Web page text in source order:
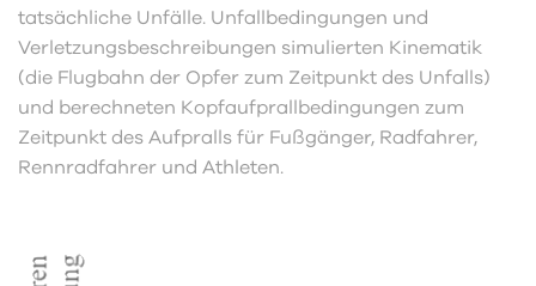
tatsächliche Unfälle. Unfallbedingungen und
Verletzungsbeschreibungen simulierten Kinematik
(die Flugbahn der Opfer zum Zeitpunkt des Unfalls)
und berechneten Kopfaufprallbedingungen zum
Zeitpunkt des Aufpralls für Fußgänger, Radfahrer,
Rennradfahrer und Athleten.